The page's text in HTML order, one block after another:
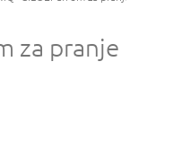
za pranje